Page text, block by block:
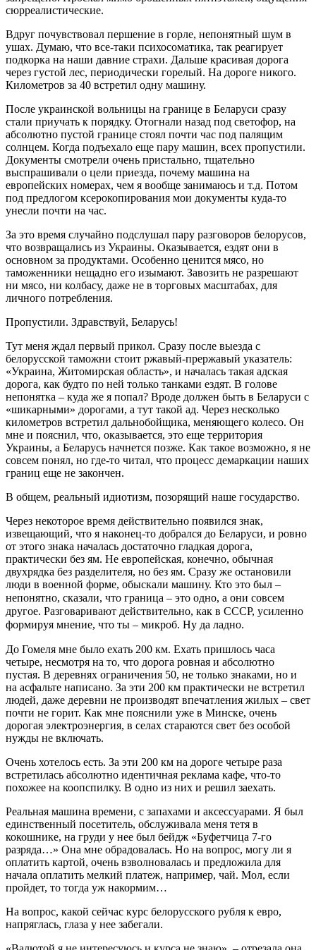
сюрреалистические.
Вдруг почувствовал першение в горле, непонятный шум в
ушах. Думаю, что все-таки психосоматика, так реагирует
подкорка на наши давние страхи. Дальше красивая дорога
через густой лес, периодически горелый. На дороге никого.
Километров за 40 встретил одну машину.
После украинской вольницы на границе в Беларуси сразу
стали приучать к порядку. Отогнали назад под светофор, на
абсолютно пустой границе стоял почти час под палящим
солнцем. Когда подъехало еще пару машин, всех пропустили.
Документы смотрели очень пристально, тщательно
выспрашивали о цели приезда, почему машина на
европейских номерах, чем я вообще занимаюсь и т.д. Потом
под предлогом ксерокопирования мои документы куда-то
унесли почти на час.
За это время случайно подслушал пару разговоров белорусов,
что возвращались из Украины. Оказывается, ездят они в
основном за продуктами. Особенно ценится мясо, но
таможенники нещадно его изымают. Завозить не разрешают
ни мясо, ни колбасу, даже не в торговых масштабах, для
личного потребления.
Пропустили. Здравствуй, Беларусь!
Тут меня ждал первый прикол. Сразу после выезда с
белорусской таможни стоит ржавый-прержавый указатель:
«Украина, Житомирская область», и началась такая адская
дорога, как будто по ней только танками ездят. В голове
непонятка – куда же я попал? Вроде должен быть в Беларуси с
«шикарными» дорогами, а тут такой ад. Через несколько
километров встретил дальнобойщика, меняющего колесо. Он
мне и пояснил, что, оказывается, это еще территория
Украины, а Беларусь начнется позже. Как такое возможно, я не
совсем понял, но где-то читал, что процесс демаркации наших
границ еще не закончен.
В общем, реальный идиотизм, позорящий наше государство.
Через некоторое время действительно появился знак,
извещающий, что я наконец-то добрался до Беларуси, и ровно
от этого знака началась достаточно гладкая дорога,
практически без ям. Не европейская, конечно, обычная
двухрядка без разделителя, но без ям. Сразу же остановили
люди в военной форме, обыскали машину. Кто это был –
непонятно, сказали, что граница – это одно, а они совсем
другое. Разговаривают действительно, как в СССР, усиленно
формируя мнение, что ты – микроб. Ну да ладно.
До Гомеля мне было ехать 200 км. Ехать пришлось часа
четыре, несмотря на то, что дорога ровная и абсолютно
пустая. В деревнях ограничения 50, не только знаками, но и
на асфальте написано. За эти 200 км практически не встретил
людей, даже деревни не производят впечатления жилых – свет
почти не горит. Как мне пояснили уже в Минске, очень
дорогая электроэнергия, в селах стараются свет без особой
нужды не включать.
Очень хотелось есть. За эти 200 км на дороге четыре раза
встретилась абсолютно идентичная реклама кафе, что-то
похожее на коопспилку. В одно из них и решил заехать.
Реальная машина времени, с запахами и аксессуарами. Я был
единственный посетитель, обслуживала меня тетя в
кокошнике, на груди у нее был бейдж «Буфетчица 7-го
разряда…» Она мне обрадовалась. Но на вопрос, могу ли я
оплатить картой, очень взволновалась и предложила для
начала оплатить мелкий платеж, например, чай. Мол, если
пройдет, то тогда уж накормим…
На вопрос, какой сейчас курс белорусского рубля к евро,
напряглась, глаза у нее забегали.